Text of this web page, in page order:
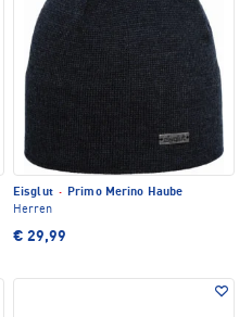
Eisglut · Primo Merino Haube
Herren
€ 29,99